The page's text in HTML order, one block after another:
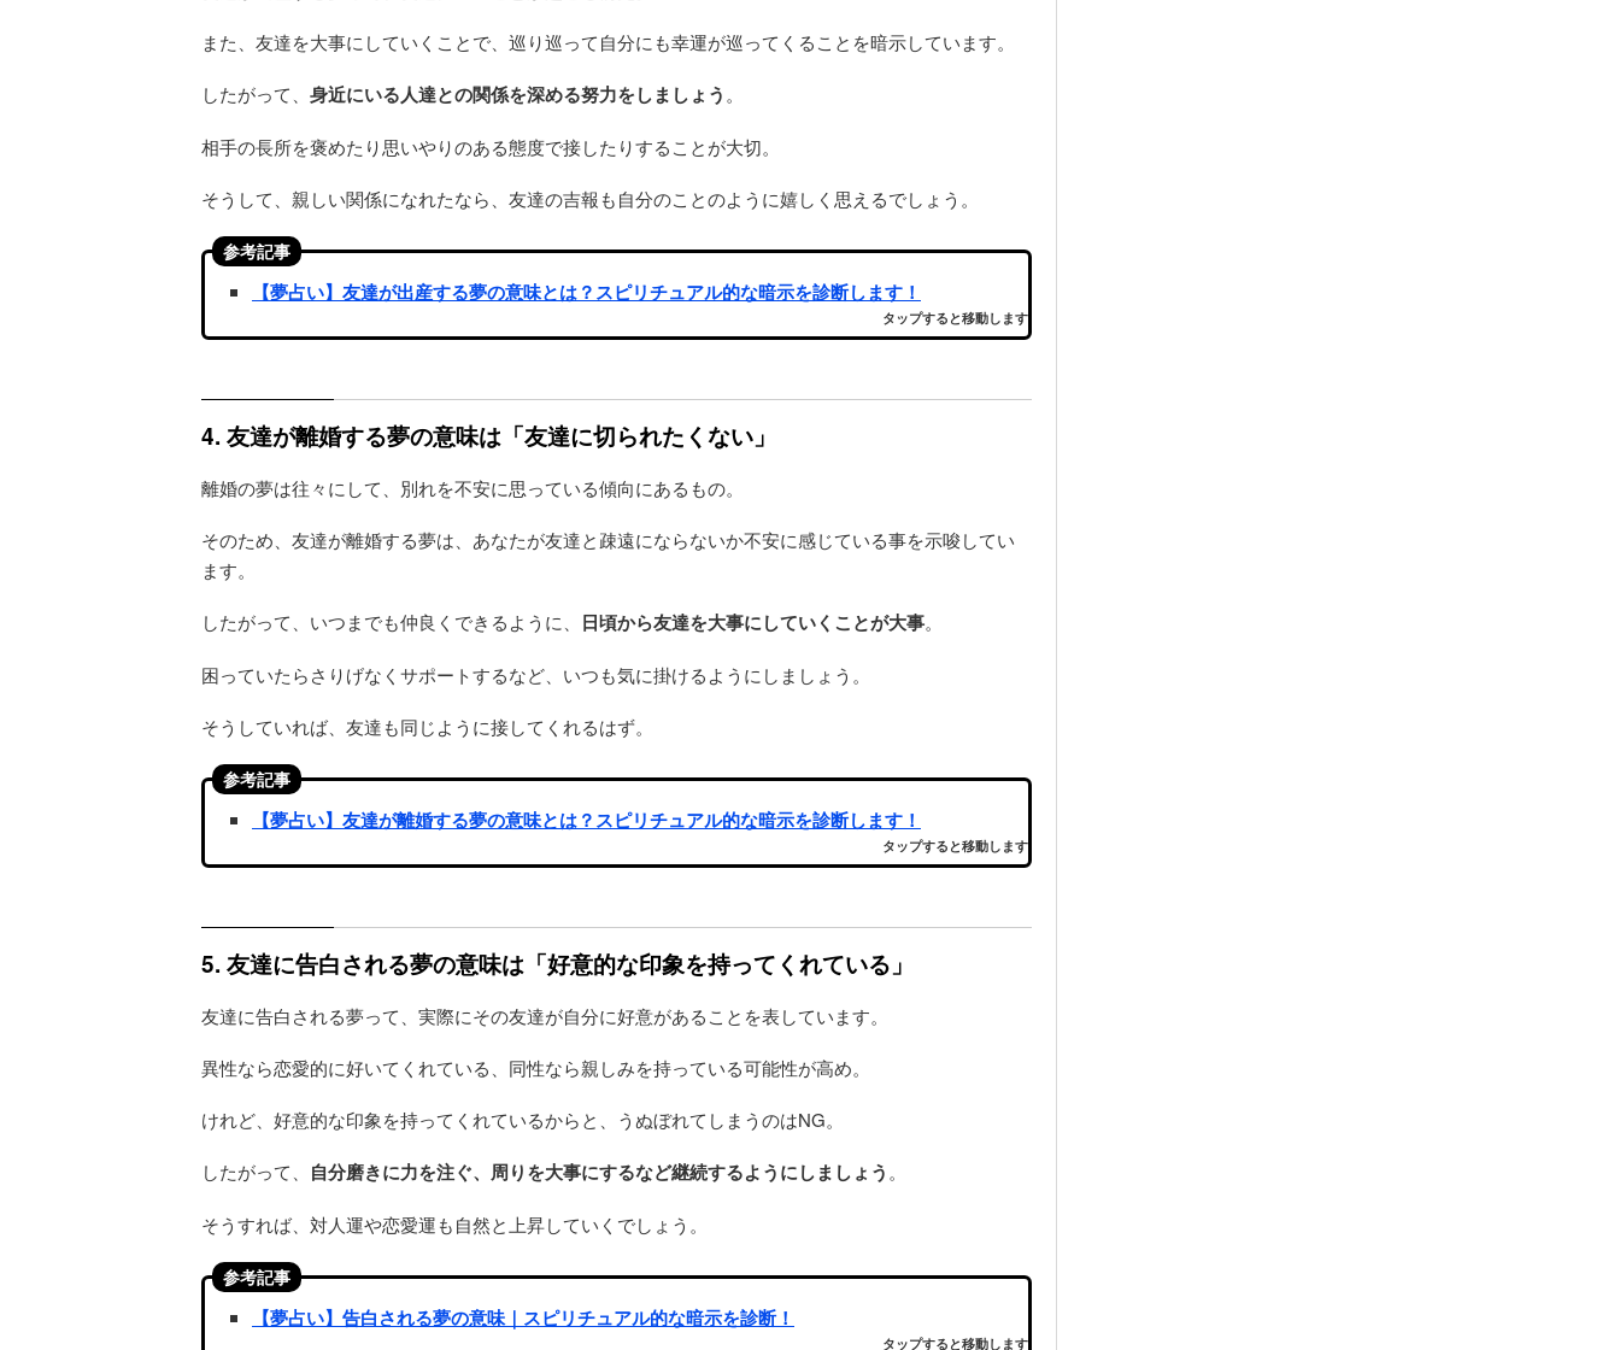
また、友達を大事にしていくことで、巡り巡って自分にも幸運が巡ってくることを暗示しています。
したがって、 身近にいる人達との関係を深める努力をしましょう 。
相手の長所を褒めたり思いやりのある態度で接したりすることが大切。
そうして、親しい関係になれたなら、友達の吉報も自分のことのように嬉しく思えるでしょう。
参考記事
【夢占い】友達が出産する夢の意味とは？スピリチュアル的な暗示を診断します！
タップすると移動します
4. 友達が離婚する夢の意味は「友達に切られたくない」
離婚の夢は往々にして、別れを不安に思っている傾向にあるもの。
そのため、友達が離婚する夢は、あなたが友達と疎遠にならないか不安に感じている事を示唆してい
ます。
したがって、いつまでも仲良くできるように、 日頃から友達を大事にしていくことが大事。
困っていたらさりげなくサポートするなど、いつも気に掛けるようにしましょう。
そうしていれば、友達も同じように接してくれるはず。
参考記事
【夢占い】友達が離婚する夢の意味とは？スピリチュアル的な暗示を診断します！
タップすると移動します
5. 友達に告白される夢の意味は「好意的な印象を持ってくれている」
友達に告白される夢って、実際にその友達が自分に好意があることを表しています。
異性なら恋愛的に好いてくれている、同性なら親しみを持っている可能性が高め。
けれど、好意的な印象を持ってくれているからと、うぬぼれてしまうのはNG。
したがって、 自分磨きに力を注ぐ、周りを大事にするなど継続するようにしましょう 。
そうすれば、対人運や恋愛運も自然と上昇していくでしょう。
参考記事
【夢占い】告白される夢の意味｜スピリチュアル的な暗示を診断！
タップすると移動します